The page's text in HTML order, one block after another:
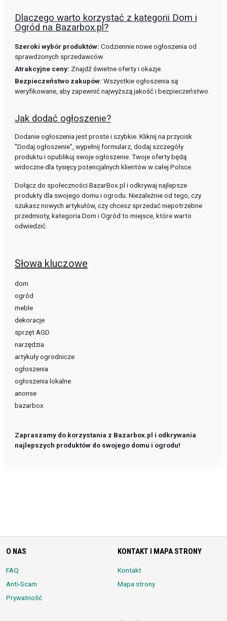
Dlaczego warto korzystać z kategorii Dom i
Ogród na Bazarbox.pl?
Szeroki wybór produktów: Codziennie nowe ogłoszenia od
sprawdzonych sprzedawców.
Atrakcyjne ceny: Znajdź świetne oferty i okazje.
Bezpieczeństwo zakupów: Wszystkie ogłoszenia są
weryfikowane, aby zapewnić najwyższą jakość i bezpieczeństwo.
Jak dodać ogłoszenie?
Dodanie ogłoszenia jest proste i szybkie. Kliknij na przycisk
"Dodaj ogłoszenie", wypełnij formularz, dodaj szczegóły
produktu i opublikuj swoje ogłoszenie. Twoje oferty będą
widoczne dla tysięcy potencjalnych klientów w całej Polsce.
Dołącz do społeczności BazarBox.pl i odkrywaj najlepsze
produkty dla swojego domu i ogrodu. Niezależnie od tego, czy
szukasz nowych artykułów, czy chcesz sprzedać niepotrzebne
przedmioty, kategoria Dom i Ogród to miejsce, które warto
odwiedzić.
Słowa kluczowe
dom
ogród
meble
dekoracje
sprzęt AGD
narzędzia
artykuły ogrodnicze
ogłoszenia
ogłoszenia lokalne
anonse
bazarbox
Zapraszamy do korzystania z Bazarbox.pl i odkrywania
najlepszych produktów do swojego domu i ogrodu!
O NAS
FAQ
Anti-Scam
Prywatność
KONTAKT I MAPA STRONY
Kontakt
Mapa strony